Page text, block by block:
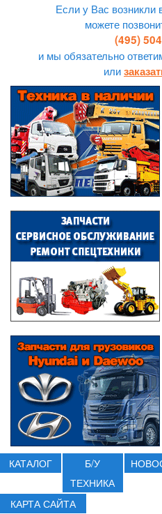
Если у Вас возникли
можете
(495)
и мы обязательно
или
КАТАЛОГ
Б/У
ТЕХНИКА
КАРТА САЙТА